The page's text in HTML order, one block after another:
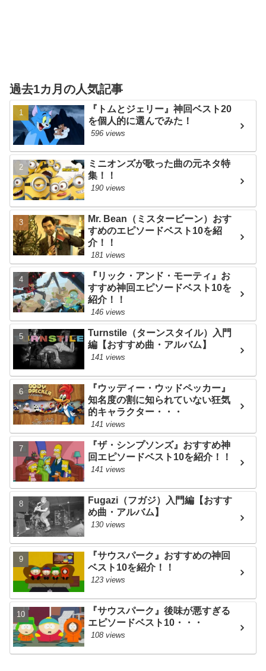
過去1カ月の人気記事
『トムとジェリー』神回ベスト20
を個人的に選んでみた！
596 views
ミニオンズが歌った曲の元ネタ特
集！！
190 views
Mr. Bean（ミスタービーン）おす
すめのエピソードベスト10を紹
介！！
181 views
『リック・アンド・モーティ』お
すすめ神回エピソードベスト10を
紹介！！
146 views
Turnstile（ターンスタイル）入門
編【おすすめ曲・アルバム】
141 views
『ウッディー・ウッドペッカー』
知名度の割に知られていない狂気
的キャラクター・・・
141 views
『ザ・シンプソンズ』おすすめ神
回エピソードベスト10を紹介！！
141 views
Fugazi（フガジ）入門編【おすす
め曲・アルバム】
130 views
『サウスパーク』おすすめの神回
ベスト10を紹介！！
123 views
『サウスパーク』後味が悪すぎる
エピソードベスト10・・・
108 views